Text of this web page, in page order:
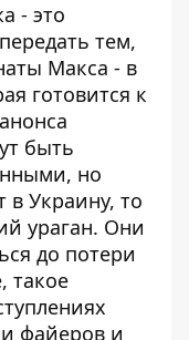
- это
тем,
Макса - в
готовится к
быть
но
в Украину, то
ураган. Они
до потери
такое
файеров и